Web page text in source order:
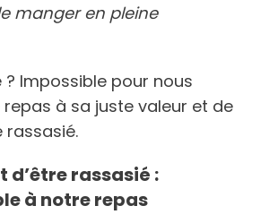
manger en pleine
Impossible pour nous
repas à sa juste valeur et de
rassasié.
d’être rassasié :
à notre repas